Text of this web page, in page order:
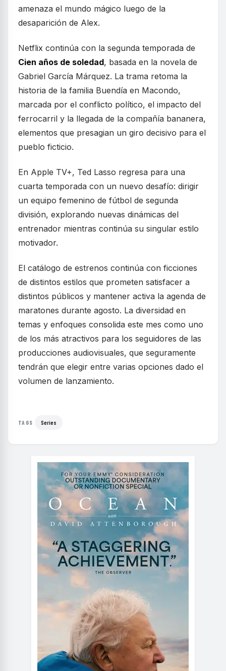
amenaza el mundo mágico luego de la
desaparición de Alex.
Netflix continúa con la segunda temporada de
Cien años de soledad, basada en la novela de
Gabriel García Márquez. La trama retoma la
historia de la familia Buendía en Macondo,
marcada por el conflicto político, el impacto del
ferrocarril y la llegada de la compañía bananera,
elementos que presagian un giro decisivo para el
pueblo ficticio.
En Apple TV+, Ted Lasso regresa para una
cuarta temporada con un nuevo desafío: dirigir
un equipo femenino de fútbol de segunda
división, explorando nuevas dinámicas del
entrenador mientras continúa su singular estilo
motivador.
El catálogo de estrenos continúa con ficciones
de distintos estilos que prometen satisfacer a
distintos públicos y mantener activa la agenda de
maratones durante agosto. La diversidad en
temas y enfoques consolida este mes como uno
de los más atractivos para los seguidores de las
producciones audiovisuales, que seguramente
tendrán que elegir entre varias opciones dado el
volumen de lanzamiento.
TAGS Series